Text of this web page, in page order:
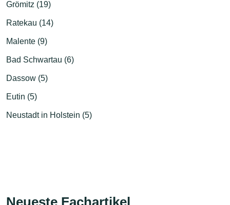
Grömitz (19)
Ratekau (14)
Malente (9)
Bad Schwartau (6)
Dassow (5)
Eutin (5)
Neustadt in Holstein (5)
Neueste Fachartikel